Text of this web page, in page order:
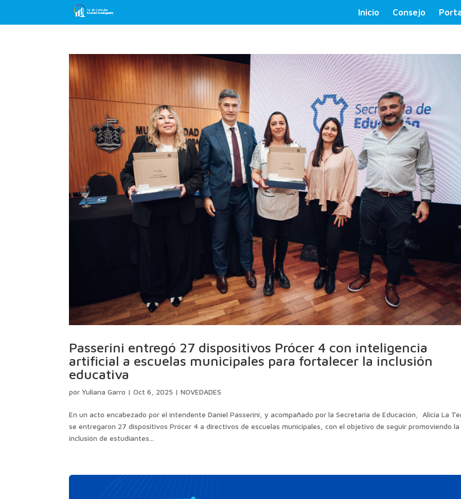
Inicio Consejo
Passerini entregó 27 dispositivos Prócer 4 con inteligencia
artificial a escuelas municipales para fortalecer la inclusión
educativa
porYuliana Garro |Oct 6, 2025 |NOVEDADES
En un acto encabezado por el intendente Daniel Passerini, y acompañado por la Secretaria de Educación, Alicia La
se entregaron 27 dispositivos Prócer 4 a directivos de escuelas municipales, con el objetivo de seguir promoviendo la
inclusión de estudiantes...